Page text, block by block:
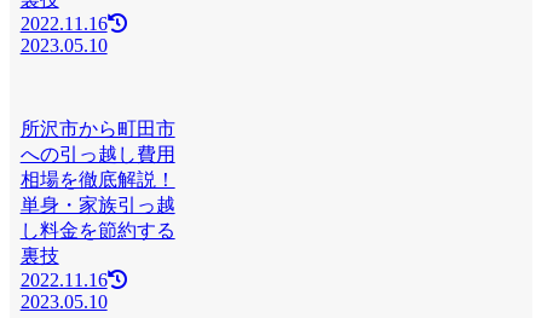
2022.11.16
2023.05.10
所沢市から町田市
への引っ越し費用
相場を徹底解説！
単身・家族引っ越
し料金を節約する
裏技
2022.11.16
2023.05.10